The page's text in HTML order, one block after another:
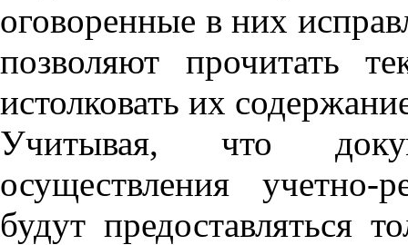
оговоренные в них
позволяют прочитать
истолковать их
Учитывая, что
осуществления учетно-
будут предоставляться